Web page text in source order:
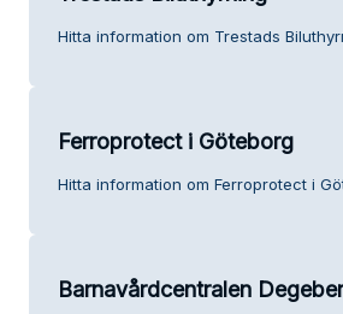
Hitta information om Trestads
Ferroprotect i Göteborg
Hitta information om Ferroprotect i
Barnavårdcentralen